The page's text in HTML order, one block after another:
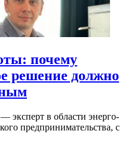
почему
решение должно
эксперт в области энерго-
предпринимательства, с